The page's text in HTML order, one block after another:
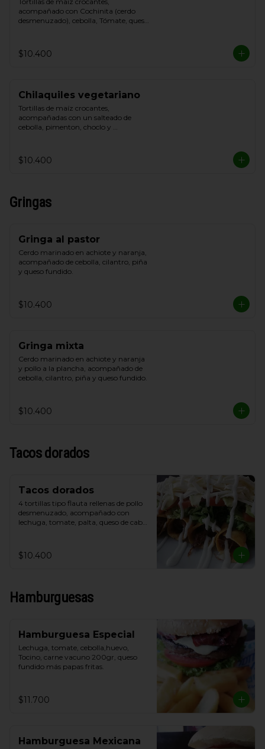
acompañado con Cochinita (cerdo
desmenuzado), cebolla, Tómate, queso
$10.400
Chilaquiles vegetariano
Tortillas de maíz crocantes,
acompañadas con un salteado de
cebolla, pimenton, choclo y
$10.400
Gringas
Gringa al pastor
Cerdo marinado en achiote y naranja,
acompañado de cebolla, cilantro, piña
y queso fundido.
$10.400
Gringa mixta
Cerdo marinado en achiote y naranja
y pollo a la plancha, acompañado de
cebolla, cilantro, piña y queso fundido.
$10.400
Tacos dorados
Tacos dorados
4 tortillas tipo flauta rellenas de pollo
desmenuzado, acompañado con
lechuga, tomate, palta, queso de cabra
$10.400
Hamburguesas
Hamburguesa Especial
Lechuga, tomate, cebolla,huevo,
Tocino, carne vacuno 200gr, queso
fundido más papas fritas.
$11.700
Hamburguesa Mexicana